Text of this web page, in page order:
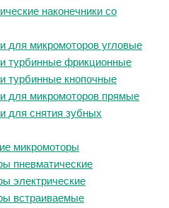
наконечники со
для микромоторов угловые
турбинные фрикционные
турбинные кнопочные
для микромоторов прямые
для снятия зубных
микромоторы
пневматические
электрические
встраиваемые